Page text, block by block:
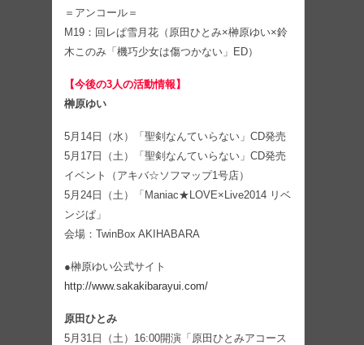
＝アンコール＝
M19：回レぱ雪月花（原田ひとみ×榊原ゆい×鈴
木このみ「機巧少女は傷つかない」ED）
【今後の3人の活動情報】
榊原ゆい
5月14日（水）「聖剣なんていらない」CD発売
5月17日（土）「聖剣なんていらない」CD発売
イベント（アキバ☆ソフマップ1号店）
5月24日（土）「Maniac★LOVE×Live2014 リベ
ンジぱ」
会場：TwinBox AKIHABARA
●榊原ゆい公式サイト
http://www.sakakibarayui.com/
原田ひとみ
5月31日（土）16:00開演「原田ひとみアコース